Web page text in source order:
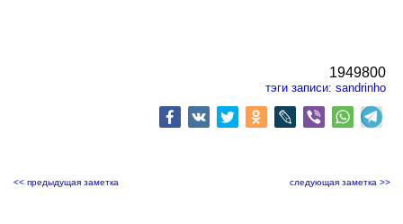
1949800
тэги записи: sandrinho
<< предыдущая заметка следующая заметка >>